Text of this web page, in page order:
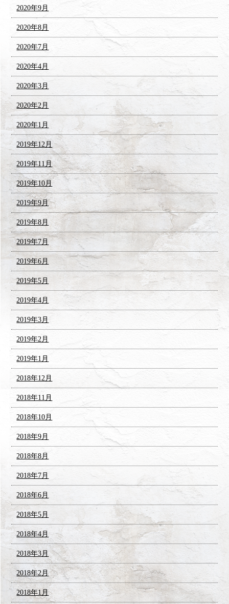
2020年9月
2020年8月
2020年7月
2020年4月
2020年3月
2020年2月
2020年1月
2019年12月
2019年11月
2019年10月
2019年9月
2019年8月
2019年7月
2019年6月
2019年5月
2019年4月
2019年3月
2019年2月
2019年1月
2018年12月
2018年11月
2018年10月
2018年9月
2018年8月
2018年7月
2018年6月
2018年5月
2018年4月
2018年3月
2018年2月
2018年1月